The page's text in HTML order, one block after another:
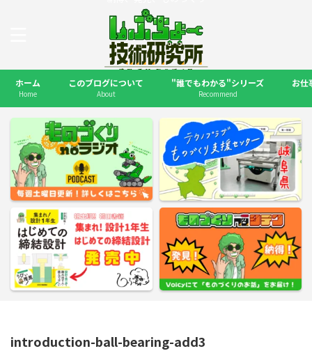
ホーム
Home
このブログについて
About
"誰でもわかる"シリーズ
Recommend
お仕
introduction-ball-bearing-add3